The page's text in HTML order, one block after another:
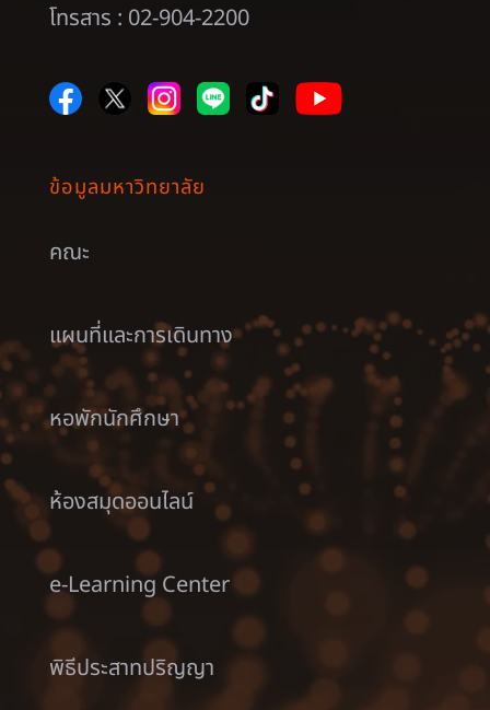
โทรสาร : 02-904-2200
ข้อมูลมหาวิทยาลัย
คณะ
แผนที่และการเดินทาง
หอพักนักศึกษา
ห้องสมุดออนไลน์
e-Learning Center
พิธีประสาทปริญญา